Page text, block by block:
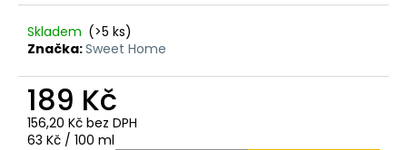
Skladem (>5 ks)
Značka:Sweet Home
189 Kč
156,20 Kč bez DPH
Měrná
63 Kč / 100 ml
o
p
o
r
u
č
u